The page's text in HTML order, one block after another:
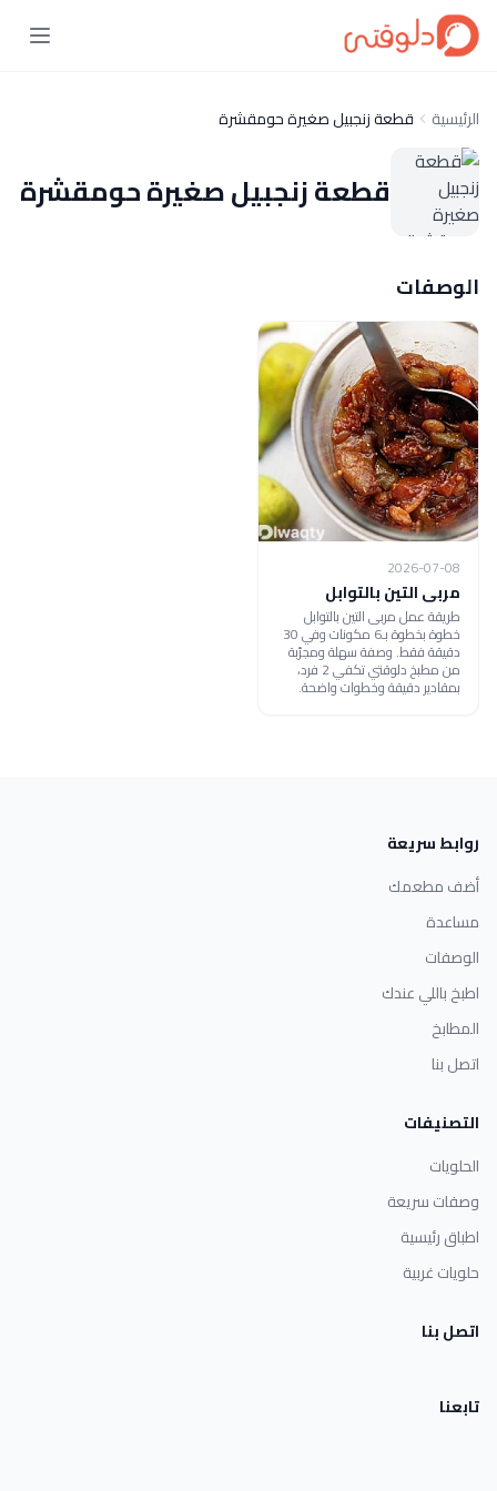
الرئيسية قطعة زنجبيل صغيرة حومقشرة
قطعة زنجبيل صغيرة حومقشرة
الوصفات
2026-07-08
مربى التين بالتوابل
طريقة عمل مربى التين بالتوابل
خطوة بخطوة بـ6 مكونات وفي 30
دقيقة فقط. وصفة سهلة ومجرّبة
من مطبخ دلوقتي تكفي 2 فرد،
بمقادير دقيقة وخطوات واضحة.
روابط سريعة
أضف مطعمك
مساعدة
الوصفات
اطبخ باللي عندك
المطابخ
اتصل بنا
التصنيفات
الحلويات
وصفات سريعة
اطباق رئيسية
حلويات غربية
اتصل بنا
تابعنا